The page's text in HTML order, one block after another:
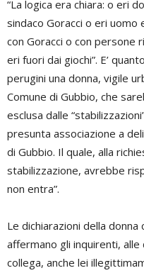
“La logica era chiara: o eri
sindaco Goracci o eri uomo
con Goracci o con persone
eri fuori dai giochi”. E’
perugini una donna, vigile
Comune di Gubbio, che
esclusa dalle
presunta associazione a
di Gubbio. Il quale, alla
stabilizzazione, avrebbe
non entra”.
Le dichiarazioni della donna
affermano gli inquirenti, alle
collega, anche lei